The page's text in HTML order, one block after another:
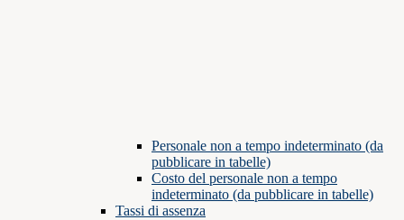
Personale non a tempo indeterminato (da
pubblicare in tabelle)
Costo del personale non a tempo
indeterminato (da pubblicare in tabelle)
Tassi di assenza